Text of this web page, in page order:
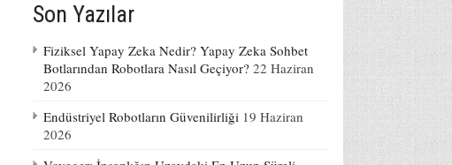
Son Yazılar
Fiziksel Yapay Zeka Nedir? Yapay Zeka Sohbet
Botlarından Robotlara Nasıl Geçiyor? 22 Haziran
2026
Endüstriyel Robotların Güvenilirliği 19 Haziran
2026